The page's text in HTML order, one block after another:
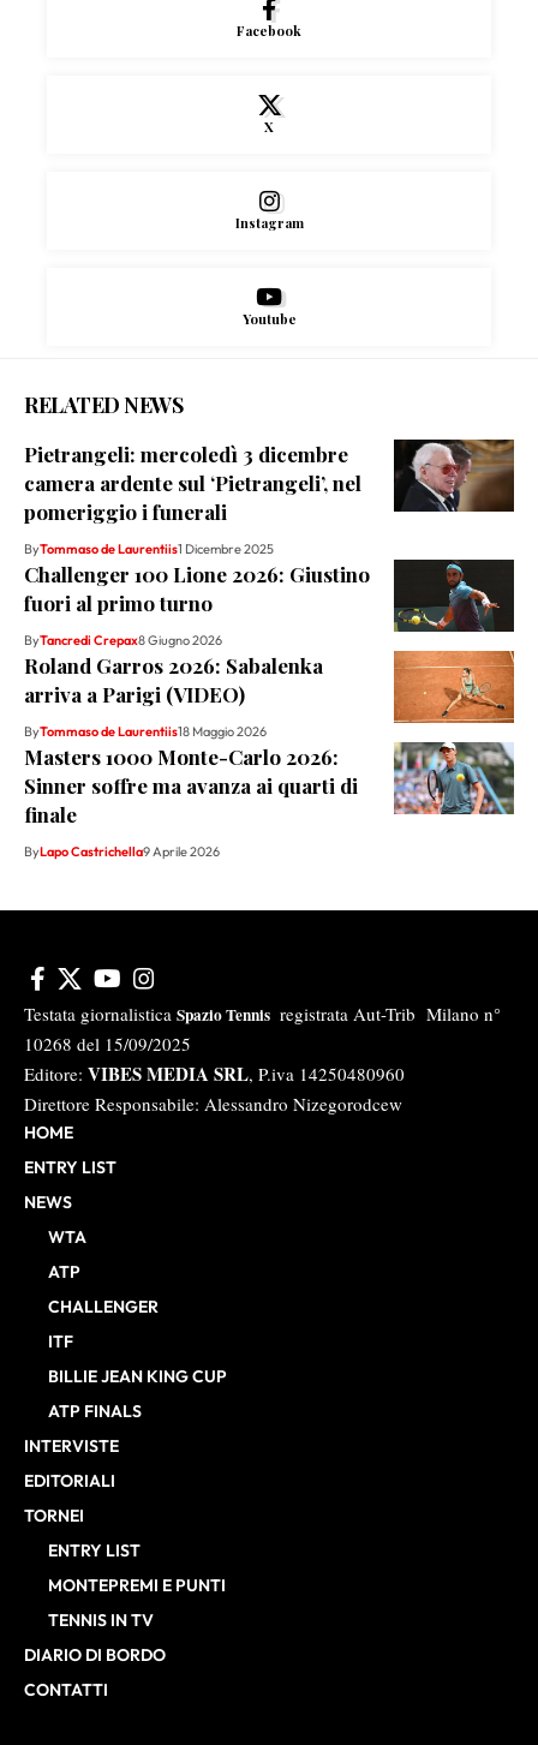
Facebook
X
Instagram
Youtube
RELATED NEWS
Pietrangeli: mercoledì 3 dicembre
camera ardente sul ‘Pietrangeli’, nel
pomeriggio i funerali
ByTommaso de Laurentiis1 Dicembre 2025
Challenger 100 Lione 2026: Giustino
fuori al primo turno
ByTancredi Crepax8 Giugno 2026
Roland Garros 2026: Sabalenka
arriva a Parigi (VIDEO)
ByTommaso de Laurentiis18 Maggio 2026
Masters 1000 Monte-Carlo 2026:
Sinner soffre ma avanza ai quarti di
finale
ByLapo Castrichella9 Aprile 2026
Testata giornalistica Spazio Tennis registrata Aut-Trib Milano n°
10268 del 15/09/2025
Editore: VIBES MEDIA SRL, P.iva 14250480960
Direttore Responsabile: Alessandro Nizegorodcew
HOME
ENTRY LIST
NEWS
WTA
ATP
CHALLENGER
ITF
BILLIE JEAN KING CUP
ATP FINALS
INTERVISTE
EDITORIALI
TORNEI
ENTRY LIST
MONTEPREMI E PUNTI
TENNIS IN TV
DIARIO DI BORDO
CONTATTI